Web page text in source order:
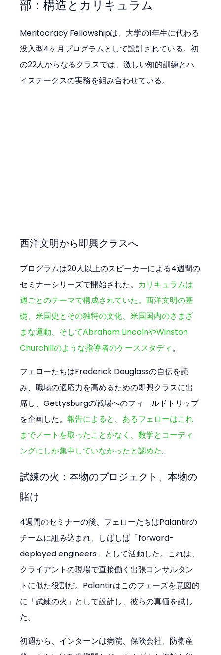
部：構造とカリキュラム
Meritocracy Fellowshipは、大学の1年生に代わる
没入型4ヶ月プログラムとして設計されている。初
の22人からなるクラスでは、激しい知的訓練とハ
イステークスの実務を組み合わせている。
西洋文明から即興クラスへ
プログラムは20人以上のスピーカーによる4週間の
セミナーシリーズで開始された。 カリキュラムは
週ごとのテーマで構成されていた。西洋文明の基
礎、米国史とその独特の文化、米国国内のさまざ
まな運動、そしてAbraham LincolnやWinston
Churchillのような指導者のケーススタディ。
フェローたちはFrederick Douglassの自伝を読
み、職場の適応力を高めるための即興クラスに出
席し、Gettysburgの戦場へのフィールドトリップ
を企画した。報告によると、あるフェローはこれ
までノートを取ったことがなく、数学とコーディ
ングにしか集中していなかったと認めた。
試練の火：本物のプロジェクト、本物の
賭け
4週間のセミナーの後、フェローたちはPalantirの
チームに組み込まれ、しばしば「forward-
deployed engineers」として活動した。これは、
クライアントの現場で直接働く出張コンサルタン
トに似た役割だ。Palantirはこのフェーズを意図的
に「試練の火」として設計し、彼らの真価を試し
た。
初週から、インターンは病院、保険会社、防衛産